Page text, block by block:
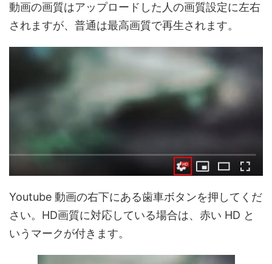
動画の画質はアップロードした人の画質設定に左右
されますが、普通は最高画質で再生されます。
Youtube 動画の右下にある歯車ボタンを押してくだ
さい。HD画質に対応している場合は、赤い HD と
いうマークが付きます。